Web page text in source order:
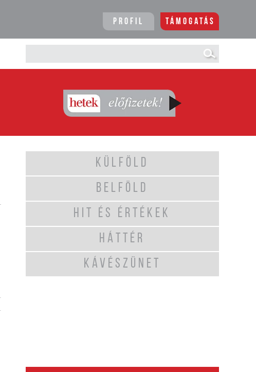
Profil Támogatás
KÜLFÖLD
BELFÖLD
HIT ÉS ÉRTÉKEK
HÁTTÉR
KÁVÉSZÜNET